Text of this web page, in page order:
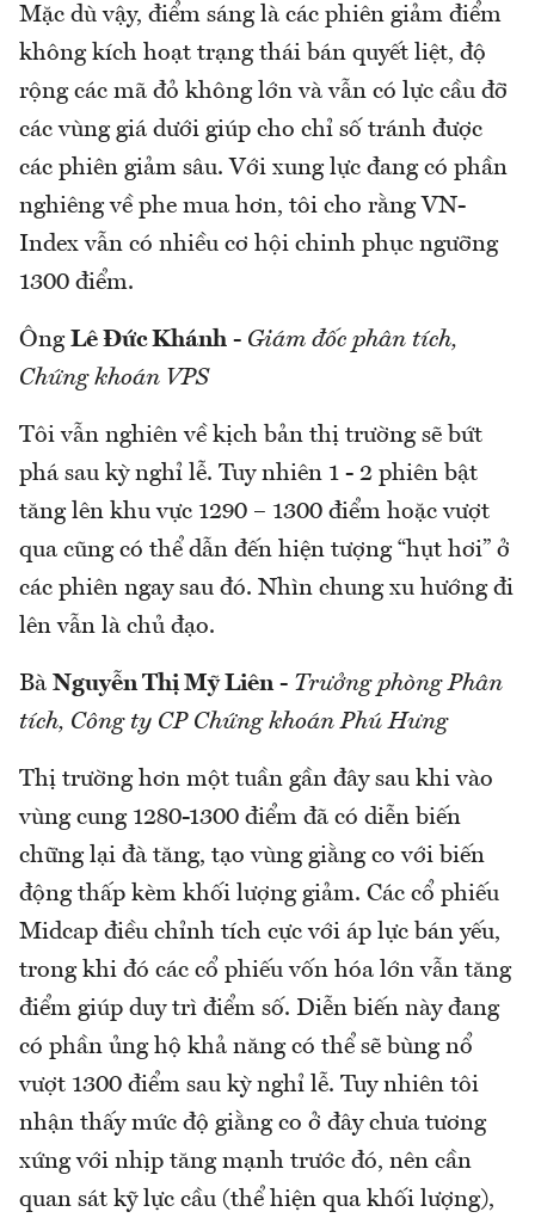
Mặc dù vậy, điểm sáng là các phiên giảm điểm
không kích hoạt trạng thái bán quyết liệt, độ
rộng các mã đỏ không lớn và vẫn có lực cầu đỡ
các vùng giá dưới giúp cho chỉ số tránh được
các phiên giảm sâu. Với xung lực đang có phần
nghiêng về phe mua hơn, tôi cho rằng VN-
Index vẫn có nhiều cơ hội chinh phục ngưỡng
1300 điểm.
Ông Lê Đức Khánh - Giám đốc phân tích,
Chứng khoán VPS
Tôi vẫn nghiên về kịch bản thị trường sẽ bứt
phá sau kỳ nghỉ lễ. Tuy nhiên 1 - 2 phiên bật
tăng lên khu vực 1290 – 1300 điểm hoặc vượt
qua cũng có thể dẫn đến hiện tượng “hụt hơi” ở
các phiên ngay sau đó. Nhìn chung xu hướng đi
lên vẫn là chủ đạo.
Bà Nguyễn Thị Mỹ Liên- Trưởng phòng Phân
tích, Công ty CP Chứng khoán Phú Hưng
Thị trường hơn một tuần gần đây sau khi vào
vùng cung 1280-1300 điểm đã có diễn biến
chững lại đà tăng, tạo vùng giằng co với biến
động thấp kèm khối lượng giảm. Các cổ phiếu
Midcap điều chỉnh tích cực với áp lực bán yếu,
trong khi đó các cổ phiếu vốn hóa lớn vẫn tăng
điểm giúp duy trì điểm số. Diễn biến này đang
có phần ủng hộ khả năng có thể sẽ bùng nổ
vượt 1300 điểm sau kỳ nghỉ lễ. Tuy nhiên tôi
nhận thấy mức độ giằng co ở đây chưa tương
xứng với nhịp tăng mạnh trước đó, nên cần
quan sát kỹ lực cầu (thể hiện qua khối lượng),